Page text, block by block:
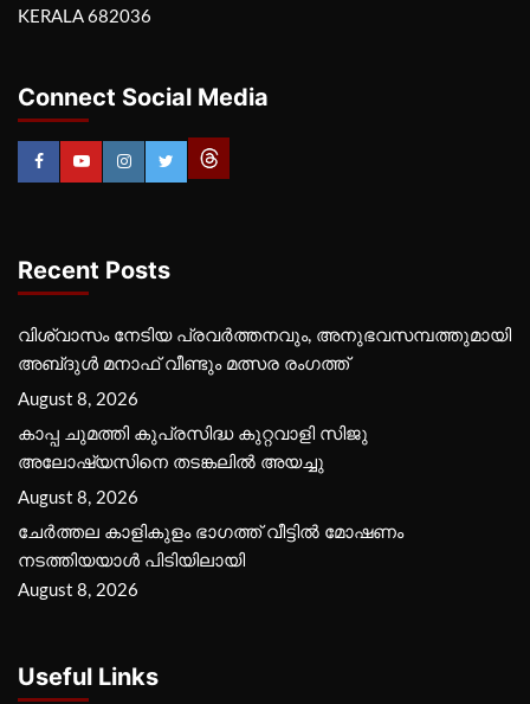
KERALA 682036
Connect Social Media
Recent Posts
വിശ്വാസം നേടിയ പ്രവർത്തനവും, അനുഭവസമ്പത്തുമായി
അബ്‌ദുൾ മനാഫ് വീണ്ടും മത്സര രംഗത്ത്
August 8, 2026
കാപ്പ ചുമത്തി കുപ്രസിദ്ധ കുറ്റവാളി സിജു
അലോഷ്യസിനെ തടങ്കലിൽ അയച്ചു
August 8, 2026
ചേർത്തല കാളികുളം ഭാഗത്ത് വീട്ടിൽ മോഷണം
നടത്തിയയാൾ പിടിയിലായി
August 8, 2026
Useful Links